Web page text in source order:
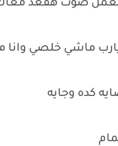
هعمل صوت هقعد
ماشي خلصي وانا
كده وجايه